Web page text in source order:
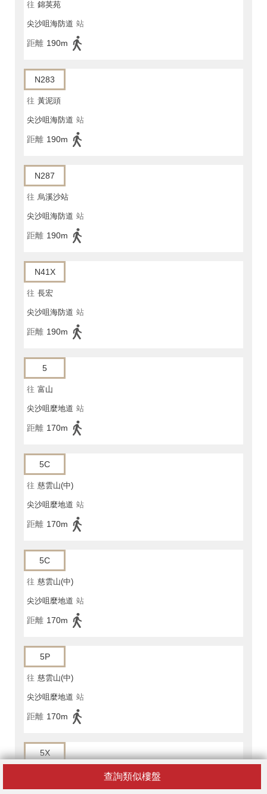
查詢類似樓盤
往 錦英苑
尖沙咀海防道 站
距離 190m
N283
往 黃泥頭
尖沙咀海防道 站
距離 190m
N287
往 烏溪沙站
尖沙咀海防道 站
距離 190m
N41X
往 長宏
尖沙咀海防道 站
距離 190m
5
往 富山
尖沙咀麼地道 站
距離 170m
5C
往 慈雲山(中)
尖沙咀麼地道 站
距離 170m
5C
往 慈雲山(中)
尖沙咀麼地道 站
距離 170m
5P
往 慈雲山(中)
尖沙咀麼地道 站
距離 170m
5X